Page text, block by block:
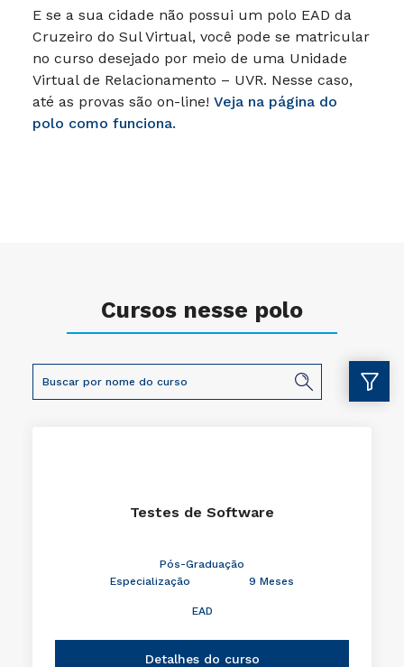
E se a sua cidade não possui um polo EAD da
Cruzeiro do Sul Virtual, você pode se matricular
no curso desejado por meio de uma Unidade
Virtual de Relacionamento – UVR. Nesse caso,
até as provas são on-line! Veja na página do
polo como funciona.
Cursos nesse polo
Testes de Software
Pós-Graduação
Especialização
9 Meses
EAD
Detalhes do curso